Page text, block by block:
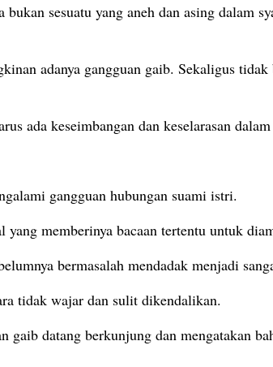
sesuatu yang aneh dan asing dalam
adanya gangguan gaib. Sekaligus
ada keseimbangan dan keselarasan
gangguan hubungan suami istri.
memberinya bacaan tertentu untuk
bermasalah mendadak menjadi
tidak wajar dan sulit dikendalikan.
datang berkunjung dan mengatakan